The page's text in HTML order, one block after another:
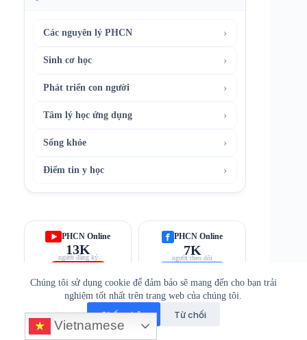
Chúng tôi sử dụng cookie để đảm bảo sẽ mang đến cho bạn trải
nghiệm tốt nhất trên trang web của chúng tôi.
Chấp nhận Từ chối
Các nguyên lý PHCN ›
Sinh cơ học ›
Phát triển con người ›
Tâm lý học ứng dụng ›
Sống khỏe ›
Điểm tin y học ›
PHCN Online
13K
người đăng ký
PHCN Online
7K
người theo dõi
Vietnamese